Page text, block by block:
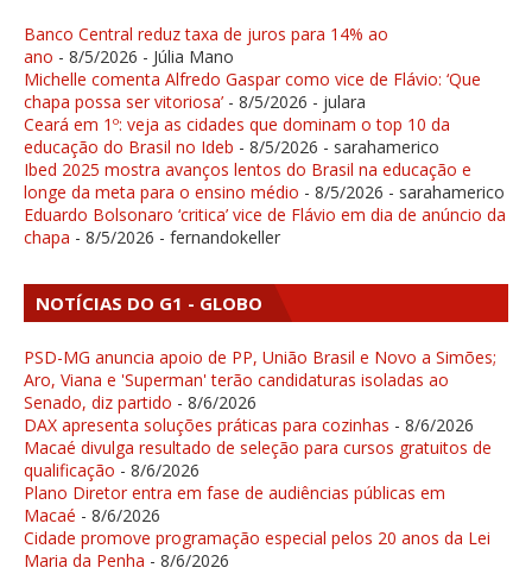
Banco Central reduz taxa de juros para 14% ao
ano - 8/5/2026 - Júlia Mano
Michelle comenta Alfredo Gaspar como vice de Flávio: ‘Que
chapa possa ser vitoriosa’ - 8/5/2026 - julara
Ceará em 1º: veja as cidades que dominam o top 10 da
educação do Brasil no Ideb - 8/5/2026 - sarahamerico
Ibed 2025 mostra avanços lentos do Brasil na educação e
longe da meta para o ensino médio - 8/5/2026 - sarahamerico
Eduardo Bolsonaro ‘critica’ vice de Flávio em dia de anúncio da
chapa - 8/5/2026 - fernandokeller
NOTÍCIAS DO G1 - GLOBO
PSD-MG anuncia apoio de PP, União Brasil e Novo a Simões;
Aro, Viana e 'Superman' terão candidaturas isoladas ao
Senado, diz partido - 8/6/2026
DAX apresenta soluções práticas para cozinhas - 8/6/2026
Macaé divulga resultado de seleção para cursos gratuitos de
qualificação - 8/6/2026
Plano Diretor entra em fase de audiências públicas em
Macaé - 8/6/2026
Cidade promove programação especial pelos 20 anos da Lei
Maria da Penha - 8/6/2026